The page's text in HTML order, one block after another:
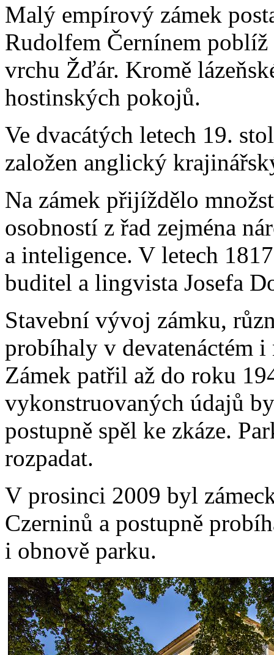
Malý empírový zámek
Rudolfem Černínem poblíž
vrchu Žďár. Kromě
hostinských pokojů.
Ve dvacátých letech 19.
založen anglický
Na zámek přijíždělo
osobností z řad zejména
a inteligence. V letech
buditel a lingvista Josefa
Stavební vývoj zámku,
probíhaly v devatenáctém
Zámek patřil až do roku
vykonstruovaných údajů
postupně spěl ke zkáze.
rozpadat.
V prosinci 2009 byl
Czerninů a postupně
i obnově parku.